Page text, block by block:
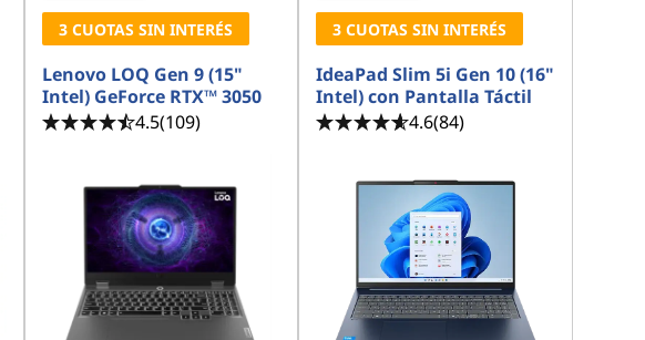
3 CUOTAS SIN INTERÉS
Lenovo LOQ Gen 9 (15"
Intel) GeForce RTX™ 3050
4.5(109)
3 CUOTAS SIN INTERÉS
IdeaPad Slim 5i Gen 10 (16"
Intel) con Pantalla Táctil
4.6(84)